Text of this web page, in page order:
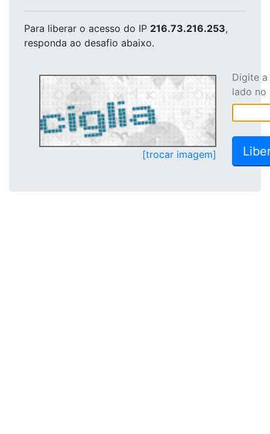
Para liberar o acesso do IP 216.73.216.253,
responda ao desafio abaixo.
[trocar imagem]
Digite
lado no